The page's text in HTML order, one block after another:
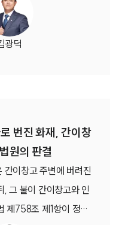
광덕
번진 화재, 간이창
원의 판결
간이창고 주변에 버려진
, 그 불이 간이창고와 인
제758조 제1항이 정한